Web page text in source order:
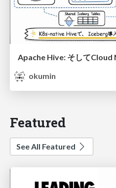
Apache Hive: そして
okumin
Featured
See All Featured